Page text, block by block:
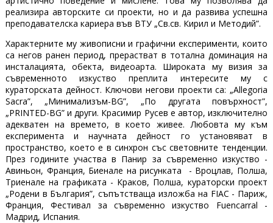
реализира авторските си проекти, но и да развива успешна
преподавателска кариера във ВТУ „Св.св. Кирил и Методий”.
Характерните му живописни и графични експерименти, които
са негов ранен период, прерастват в тотална доминация на
инсталацията, обекта, видеоарта. Широката му визия за
съвременното изкуство преплита интересите му с
кураторската дейност. Ключови негови проекти са: „Allegoria
Sacra”, „Минимализъм-BG”, „По другата повърхност”,
„PRINTED-BG” и други. Красимир Русев е автор, изключително
адекватен на времето, в което живее. Любовта му към
експеримента и научната дейност го установяват в
пространство, което е в синхрон със световните тенденции.
През годините участва в Панир за съвременно изкуство -
Авиньон, Франция, Биенале на рисунката - Вроцлав, Полша,
Триенале на графиката - Краков, Полша, кураторски проект
„Родени в България”, съпътстваща изложба на FIAC - Париж,
Франция, Фестивал за съвременно изкуство Fuencarral -
Мадрид, Испания.